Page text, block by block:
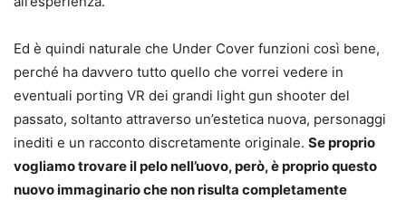
Ed è quindi naturale che Under Cover funzioni così bene,
perché ha davvero tutto quello che vorrei vedere in
eventuali porting VR dei grandi light gun shooter del
passato, soltanto attraverso un’estetica nuova, personaggi
inediti e un racconto discretamente originale. Se proprio
vogliamo trovare il pelo nell’uovo, però, è proprio questo
nuovo immaginario che non risulta completamente